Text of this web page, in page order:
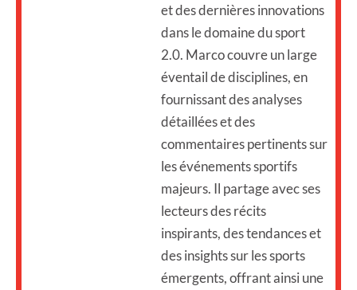
et des dernières innovations
dans le domaine du sport
2.0. Marco couvre un large
éventail de disciplines, en
fournissant des analyses
détaillées et des
commentaires pertinents sur
les événements sportifs
majeurs. Il partage avec ses
lecteurs des récits
inspirants, des tendances et
des insights sur les sports
émergents, offrant ainsi une